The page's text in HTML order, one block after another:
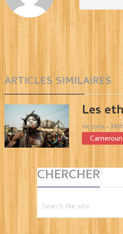
ARTICLES SIMILAIRES
Les
victoria•
CHERCHER